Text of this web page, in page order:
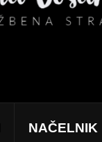
NAČELNIK